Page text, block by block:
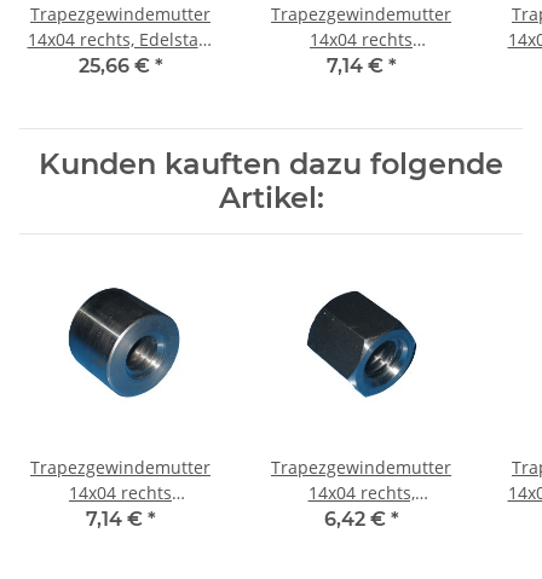
Trapezgewindemutter
14x04 rechts, Edelstahl
A1, rund
25,66 € *
Trapezgewindemutter
14x04 rechts
Automatenstahl rund
7,14 € *
Kunden kauften dazu folgende
Artikel:
Trapezgewindemutter
14x04 rechts
Automatenstahl rund
7,14 € *
Trapezgewindemutter
14x04 rechts,
Automatenstahl, 6-kant
6,42 € *